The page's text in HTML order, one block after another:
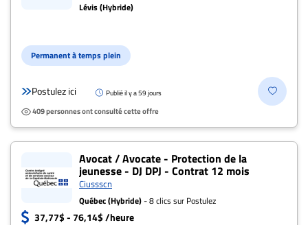
Lévis (Hybride)
Permanent à temps plein
Postulez ici Publié il y a 59 jours
409 personnes ont consulté cette offre
Avocat / Avocate - Protection de la
jeunesse - DJ DPJ - Contrat 12 mois
Ciussscn
Québec (Hybride)- 8 clics sur Postulez
37,77$ - 76,14$ /heure